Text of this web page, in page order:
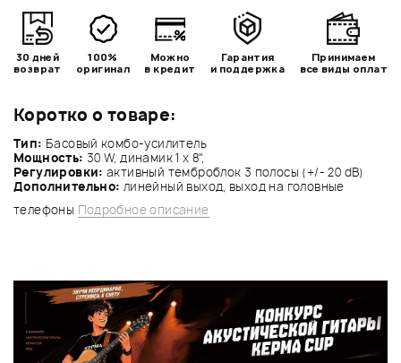
Коротко о товаре:
Тип: Басовый комбо-усилитель
Мощность: 30 W, динамик 1 х 8",
Регулировки: активный темброблок 3 полосы (+/- 20 dB)
Дополнительно: линейный выход, выход на головные
телефоны Подробное описание
30 дней
возврат
100%
оригинал
Можно
в кредит
Гарантия
и поддержка
Принимаем
все виды оплат